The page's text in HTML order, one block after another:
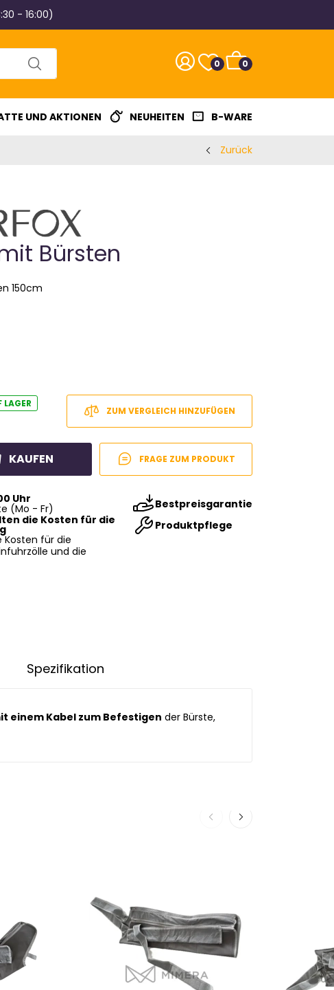
- 16:00)
0 0
UND AKTIONEN NEUHEITEN B-WARE
Zurück
Bürsten
150cm
LAGER
ZUM VERGLEICH HINZUFÜGEN
KAUFEN FRAGE ZUM PRODUKT
Uhr
(Mo - Fr)
die Kosten für die
Kosten für die
und die
Bestpreisgarantie
Produktpflege
Spezifikation
einem Kabel zum Befestigen der Bürste,